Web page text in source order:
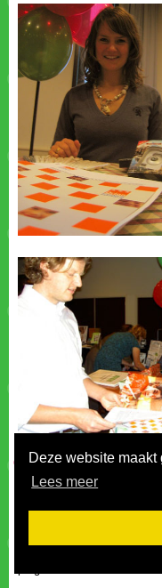
Deze website
Op 30 november 2007
& DOE MEE deelnam
MEE-stand werd